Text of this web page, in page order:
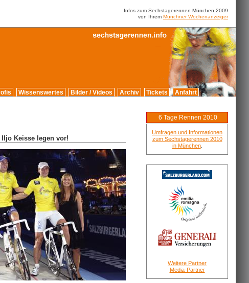
Infos zum Sechstagerennen München 2009
von Ihrem Münchner Wochenanzeiger
Wissenswertes Bilder / Videos Archiv Tickets Anfahrt
Keisse legen vor!
6 Tage Rennen 2010
Umfragen und Informationen
zum Sechstagerennen 2010
in München.
Weitere Partner
Media-Partner